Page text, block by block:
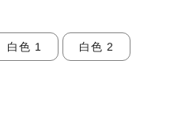
白色 1 白色 2